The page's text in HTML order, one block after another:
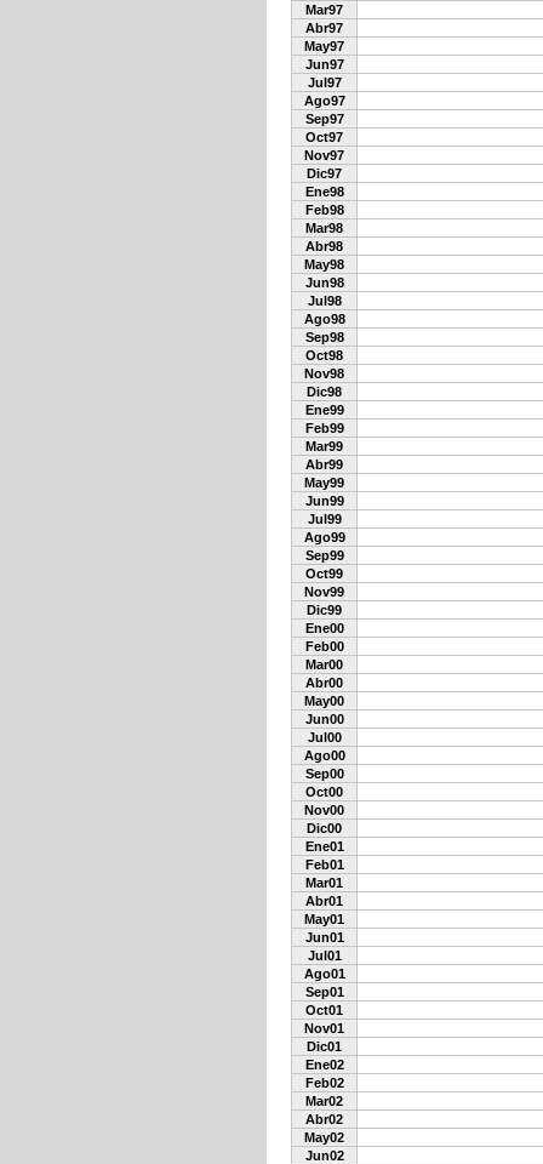
Mar97
Abr97
May97
Jun97
Jul97
Ago97
Sep97
Oct97
Nov97
Dic97
Ene98
Feb98
Mar98
Abr98
May98
Jun98
Jul98
Ago98
Sep98
Oct98
Nov98
Dic98
Ene99
Feb99
Mar99
Abr99
May99
Jun99
Jul99
Ago99
Sep99
Oct99
Nov99
Dic99
Ene00
Feb00
Mar00
Abr00
May00
Jun00
Jul00
Ago00
Sep00
Oct00
Nov00
Dic00
Ene01
Feb01
Mar01
Abr01
May01
Jun01
Jul01
Ago01
Sep01
Oct01
Nov01
Dic01
Ene02
Feb02
Mar02
Abr02
May02
Jun02